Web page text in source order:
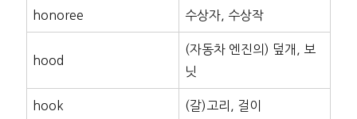
honoree 수상자, 수상작
hood
(자동차 엔진의) 덮개, 보
닛
hook (갈)고리, 걸이